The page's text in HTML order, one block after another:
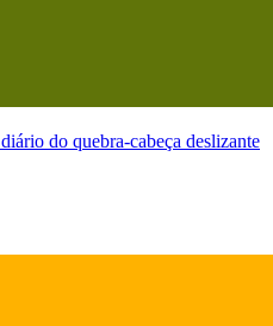
do quebra-cabeça deslizante